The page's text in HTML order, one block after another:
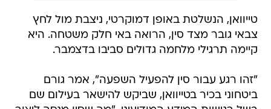
טייוואן, הנשלטת באופן דמוקרטי, ניצבת מול לחץ
צבאי גובר מצד סין, הרואה באי חלק משטחה. היא
קיימה תרגילי מלחמה גדולים סביבו בדצמבר.
"זהו רגע עבור סין להפעיל השפעה", אמר גורם
ביטחוני בכיר בטייוואן, שביקש להישאר בעילום שם